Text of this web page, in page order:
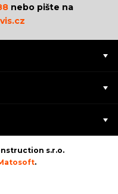
nebo pište na
s.r.o.
.